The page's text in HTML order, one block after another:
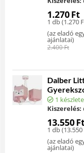
1.270Ft
1 db (1.270
(az eladó
ajánlatai)
2.400Ft
Dalber
1
Kiszerelés:
13.550
1 db (13.550
(az eladó
ajánlatai)